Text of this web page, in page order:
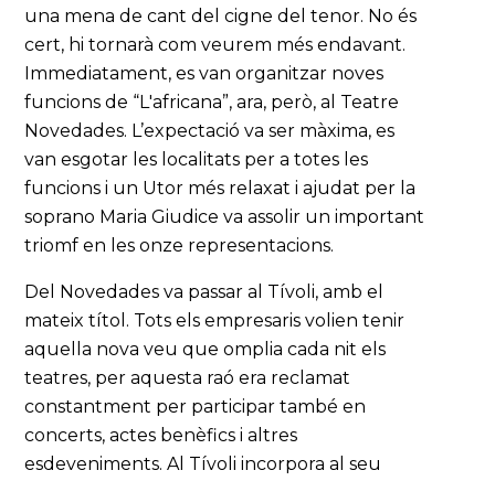
una mena de cant del cigne del tenor. No és
cert, hi tornarà com veurem més endavant.
Immediatament, es van organitzar noves
funcions de “L'africana”, ara, però, al Teatre
Novedades. L’expectació va ser màxima, es
van esgotar les localitats per a totes les
funcions i un Utor més relaxat i ajudat per la
soprano Maria Giudice va assolir un important
triomf en les onze representacions.
Del Novedades va passar al Tívoli, amb el
mateix títol. Tots els empresaris volien tenir
aquella nova veu que omplia cada nit els
teatres, per aquesta raó era reclamat
constantment per participar també en
concerts, actes benèfics i altres
esdeveniments. Al Tívoli incorpora al seu